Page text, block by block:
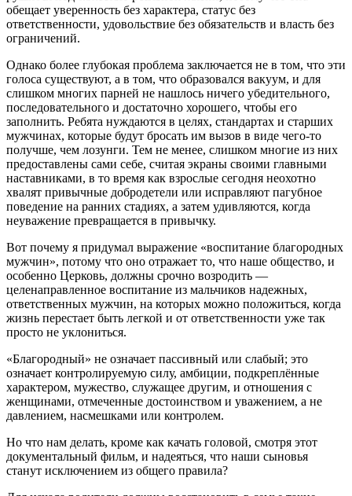
обещает уверенность без характера, статус без
ответственности, удовольствие без обязательств и власть без
ограничений.
Однако более глубокая проблема заключается не в том, что эти
голоса существуют, а в том, что образовался вакуум, и для
слишком многих парней не нашлось ничего убедительного,
последовательного и достаточно хорошего, чтобы его
заполнить. Ребята нуждаются в целях, стандартах и старших
мужчинах, которые будут бросать им вызов в виде чего-то
получше, чем лозунги. Тем не менее, слишком многие из них
предоставлены сами себе, считая экраны своими главными
наставниками, в то время как взрослые сегодня неохотно
хвалят привычные добродетели или исправляют пагубное
поведение на ранних стадиях, а затем удивляются, когда
неуважение превращается в привычку.
Вот почему я придумал выражение «воспитание благородных
мужчин», потому что оно отражает то, что наше общество, и
особенно Церковь, должны срочно возродить —
целенаправленное воспитание из мальчиков надежных,
ответственных мужчин, на которых можно положиться, когда
жизнь перестает быть легкой и от ответственности уже так
просто не уклониться.
«Благородный» не означает пассивный или слабый; это
означает контролируемую силу, амбиции, подкреплённые
характером, мужество, служащее другим, и отношения с
женщинами, отмеченные достоинством и уважением, а не
давлением, насмешками или контролем.
Но что нам делать, кроме как качать головой, смотря этот
документальный фильм, и надеяться, что наши сыновья
станут исключением из общего правила?